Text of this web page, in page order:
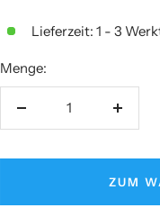
Lieferzeit: 1 - 3
Menge:
Menge
ZUM